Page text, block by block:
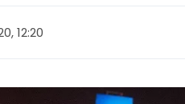
12:20